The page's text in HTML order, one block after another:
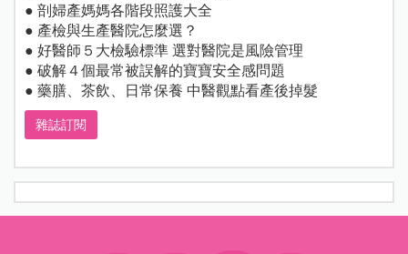
● 剖婦產媽媽各階段照護大全
● 產檢與生產醫院怎麼選？
● 好醫師５大檢驗標準 選對醫院是風險管理
● 破解４個最常被誤解的寶寶安全感問題
● 藥膳、茶飲、日常保養 中醫觀點看產後掉髮
雜誌訂閱